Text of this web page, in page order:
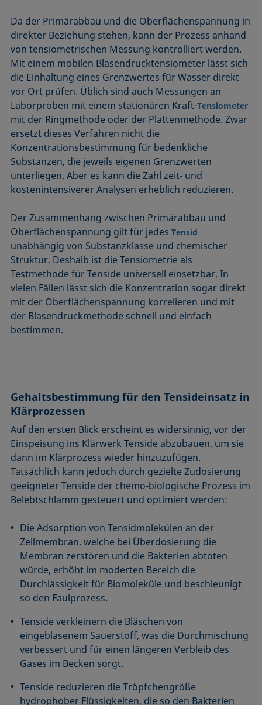
Da der Primärabbau und die Oberflächenspannung in
direkter Beziehung stehen, kann der Prozess anhand
von tensiometrischen Messung kontrolliert werden.
Mit einem mobilen Blasendrucktensiometer lässt sich
die Einhaltung eines Grenzwertes für Wasser direkt
vor Ort prüfen. Üblich sind auch Messungen an
Laborproben mit einem stationären Kraft-Tensiometer
mit der Ringmethode oder der Plattenmethode. Zwar
ersetzt dieses Verfahren nicht die
Konzentrationsbestimmung für bedenkliche
Substanzen, die jeweils eigenen Grenzwerten
unterliegen. Aber es kann die Zahl zeit- und
kostenintensiverer Analysen erheblich reduzieren.
Der Zusammenhang zwischen Primärabbau und
Oberflächenspannung gilt für jedesTensid
unabhängig von Substanzklasse und chemischer
Struktur. Deshalb ist die Tensiometrie als
Testmethode für Tenside universell einsetzbar. In
vielen Fällen lässt sich die Konzentration sogar direkt
mit der Oberflächenspannung korrelieren und mit
der Blasendruckmethode schnell und einfach
bestimmen.
Gehaltsbestimmung für den Tensideinsatz in
Klärprozessen
Auf den ersten Blick erscheint es widersinnig, vor der
Einspeisung ins Klärwerk Tenside abzubauen, um sie
dann im Klärprozess wieder hinzuzufügen.
Tatsächlich kann jedoch durch gezielte Zudosierung
geeigneter Tenside der chemo-biologische Prozess im
Belebtschlamm gesteuert und optimiert werden:
Die Adsorption von Tensidmolekülen an der
Zellmembran, welche bei Überdosierung die
Membran zerstören und die Bakterien abtöten
würde, erhöht im moderten Bereich die
Durchlässigkeit für Biomoleküle und beschleunigt
so den Faulprozess.
Tenside verkleinern die Bläschen von
eingeblasenem Sauerstoff, was die Durchmischung
verbessert und für einen längeren Verbleib des
Gases im Becken sorgt.
Tenside reduzieren die Tröpfchengröße
hydrophober Flüssigkeiten, die so den Bakterien